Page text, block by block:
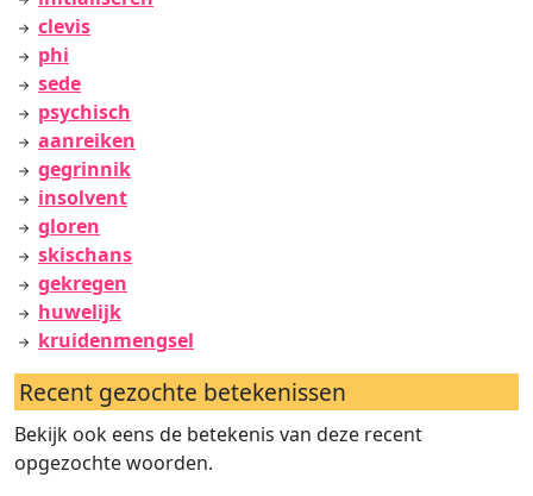
clevis
phi
sede
psychisch
aanreiken
gegrinnik
insolvent
gloren
skischans
gekregen
huwelijk
kruidenmengsel
Recent gezochte betekenissen
Bekijk ook eens de betekenis van deze recent
opgezochte woorden.